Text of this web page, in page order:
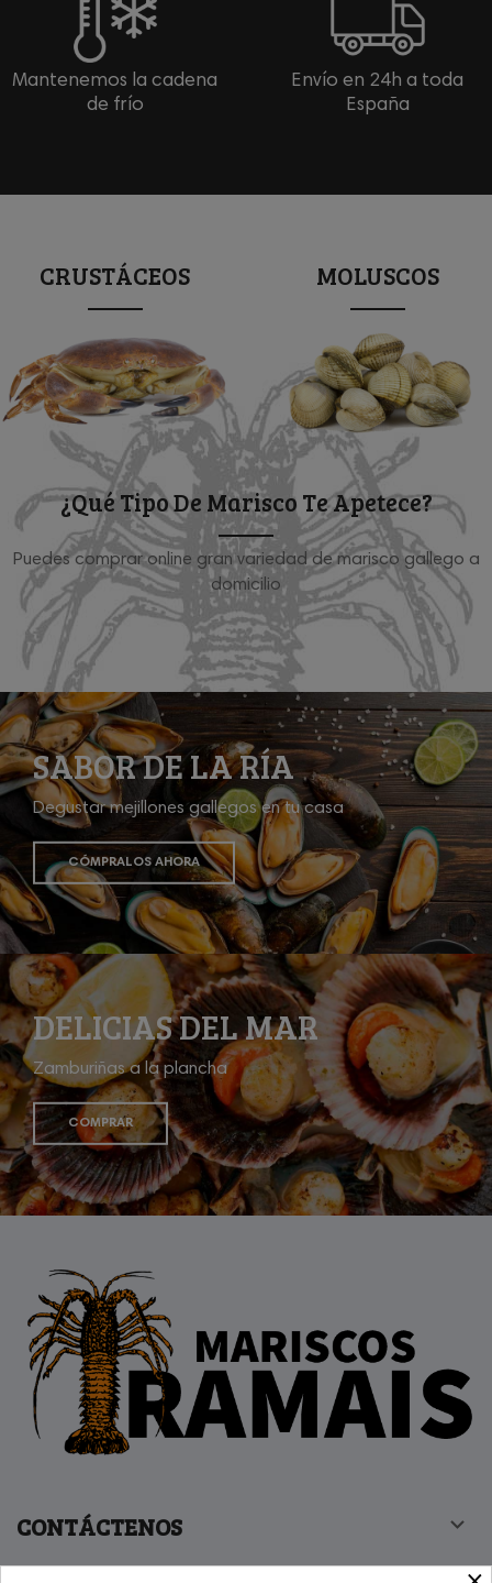
Mantenemos la cadena
de frío
Envío en 24h a toda
España
CRUSTÁCEOS MOLUSCOS
¿Qué Tipo De Marisco Te Apetece?
Puedes comprar online gran variedad de marisco gallego a
domicilio
SABOR DE LA RÍA
Degustar mejillones gallegos en tu casa
CÓMPRALOS AHORA
DELICIAS DEL MAR
Zamburiñas a la plancha
COMPRAR
CONTÁCTENOS 